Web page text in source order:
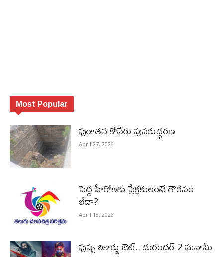
Most Popular
పురాత‌న కోనేరు పున‌రుద్ధ‌ర‌ణ
April 27, 2026
పెద్ద హీరోల‌కు ప్రేక్ష‌కులంటే గౌర‌వం
లేదా?
April 18, 2026
పుష్ప రికార్డు ఔట్‌.. దురంధ‌ర్ 2 సునామీ